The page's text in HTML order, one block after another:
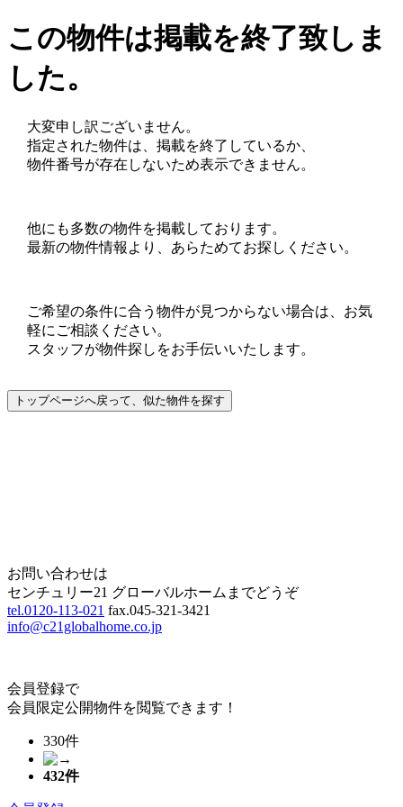
この物件は掲載を終了致しま
した。
大変申し訳ございません。
指定された物件は、掲載を終了しているか、
物件番号が存在しないため表示できません。
他にも多数の物件を掲載しております。
最新の物件情報より、あらためてお探しください。
ご希望の条件に合う物件が見つからない場合は、お気
軽にご相談ください。
スタッフが物件探しをお手伝いいたします。
お問い合わせは
センチュリー21 グローバルホームまでどうぞ
tel.0120-113-021 fax.045-321-3421
info@c21globalhome.co.jp
会員登録で
会員限定公開物件を閲覧できます！
330件
432件